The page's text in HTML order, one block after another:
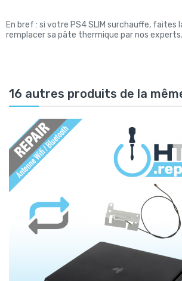
En bref : si votre PS4 SLIM surchauffe,
remplacer sa pâte thermique par nos experts.
16 autres produits de la